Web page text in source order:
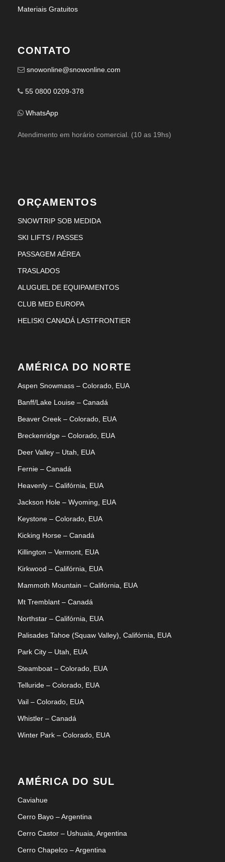
Materiais Gratuitos
CONTATO
snowonline@snowonline.com
55 0800 0209-378
WhatsApp
Atendimento em horário comercial. (10 as 19hs)
ORÇAMENTOS
SNOWTRIP SOB MEDIDA
SKI LIFTS / PASSES
PASSAGEM AÉREA
TRASLADOS
ALUGUEL DE EQUIPAMENTOS
CLUB MED EUROPA
HELISKI CANADÁ LASTFRONTIER
AMÉRICA DO NORTE
Aspen Snowmass – Colorado, EUA
Banff/Lake Louise – Canadá
Beaver Creek – Colorado, EUA
Breckenridge – Colorado, EUA
Deer Valley – Utah, EUA
Fernie – Canadá
Heavenly – Califórnia, EUA
Jackson Hole – Wyoming, EUA
Keystone – Colorado, EUA
Kicking Horse – Canadá
Killington – Vermont, EUA
Kirkwood – Califórnia, EUA
Mammoth Mountain – Califórnia, EUA
Mt Tremblant – Canadá
Northstar – Califórnia, EUA
Palisades Tahoe (Squaw Valley), Califórnia, EUA
Park City – Utah, EUA
Steamboat – Colorado, EUA
Telluride – Colorado, EUA
Vail – Colorado, EUA
Whistler – Canadá
Winter Park – Colorado, EUA
AMÉRICA DO SUL
Caviahue
Cerro Bayo – Argentina
Cerro Castor – Ushuaia, Argentina
Cerro Chapelco – Argentina